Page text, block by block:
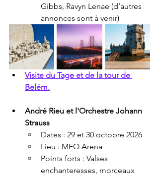
Gibbs, Ravyn Lenae (d’autres
annonces sont à venir)
Visite du Tage et de la tour de
Belém.
André Rieu et l'Orchestre Johann
Strauss
Dates : 29 et 30 octobre 2026
Lieu : MEO Arena
Points forts : Valses
enchanteresses, morceaux